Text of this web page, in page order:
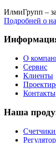
ИлмиГрупп –
Подробней о
О
Сервис
Клиенты
Контакты
Наша
Счетчики